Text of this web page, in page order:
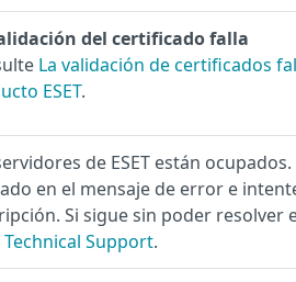
del certificado falla
La validación de certificados
ESET.
de ESET están
en el mensaje de error e
Si sigue sin poder resolver
Technical Support.